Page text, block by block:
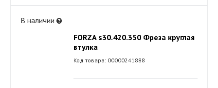
В наличии
FORZA s30.420.350 Фреза круглая
втулка
Код товара: 00000241888